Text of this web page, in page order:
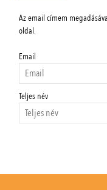
Az email címem
oldal.
Email
Teljes név